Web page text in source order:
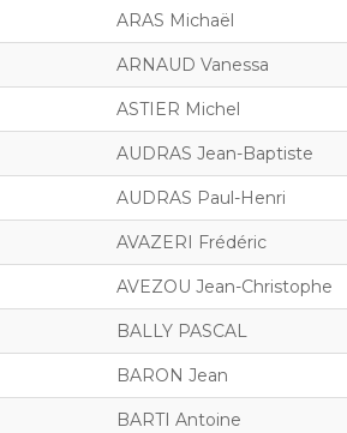
ARAS Michaël
ARNAUD Vanessa
ASTIER Michel
AUDRAS Jean-Baptiste
AUDRAS Paul-Henri
AVAZERI Frédéric
AVEZOU Jean-Christophe
BALLY PASCAL
BARON Jean
BARTI Antoine